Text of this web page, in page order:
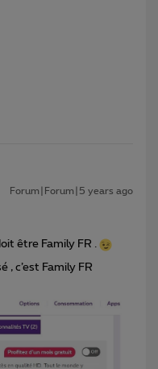
Forum|Forum|5 years ago
être Family FR .
, c’est Family FR